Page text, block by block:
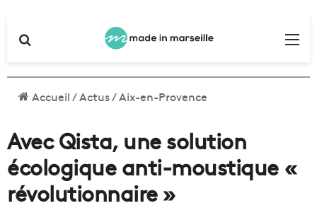
Accueil/Actus/Aix-en-Provence
Avec Qista, une solution
écologique anti-moustique «
révolutionnaire »